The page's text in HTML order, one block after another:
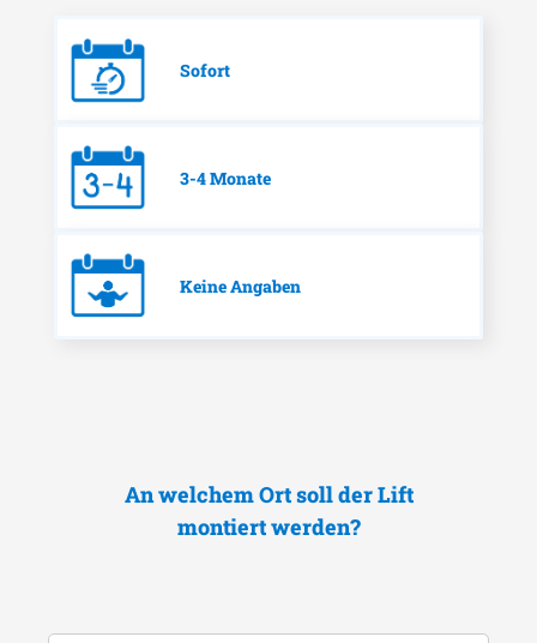
Sofort
3-4 Monate
Keine Angaben
An welchem Ort soll der Lift
montiert werden?